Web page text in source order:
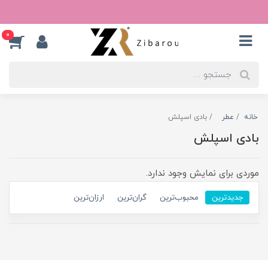
0
خانه عطر بادی اسپلش
بادی اسپلش
موردی برای نمایش وجود ندارد.
جدیدترین محبوب‌ترین گران‌ترین ارزان‌ترین